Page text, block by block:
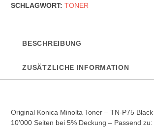
-SCHLAGWORT: TONER
BESCHREIBUNG
ZUSÄTZLICHE INFORMATION
Original Konica Minolta Toner – TN-P75
10’000 Seiten bei 5% Deckung – Passend zu: